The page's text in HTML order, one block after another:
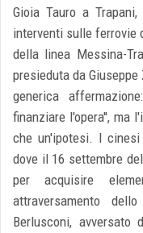
Gioia Tauro a
interventi sulle ferrovie
della linea Messina-
presieduta da
generica
finanziare l'opera'', ma
che un'ipotesi. I
dove il 16 settembre
per acquisire
attraversamento
Berlusconi,